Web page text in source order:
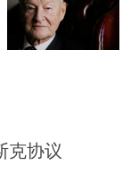
克协议